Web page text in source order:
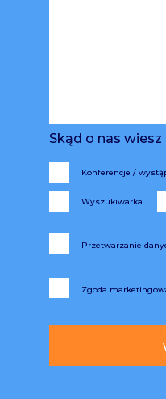
Skąd o nas wiesz
Konferencje /
Wyszukiwarka
Przetwarzanie
Zgoda